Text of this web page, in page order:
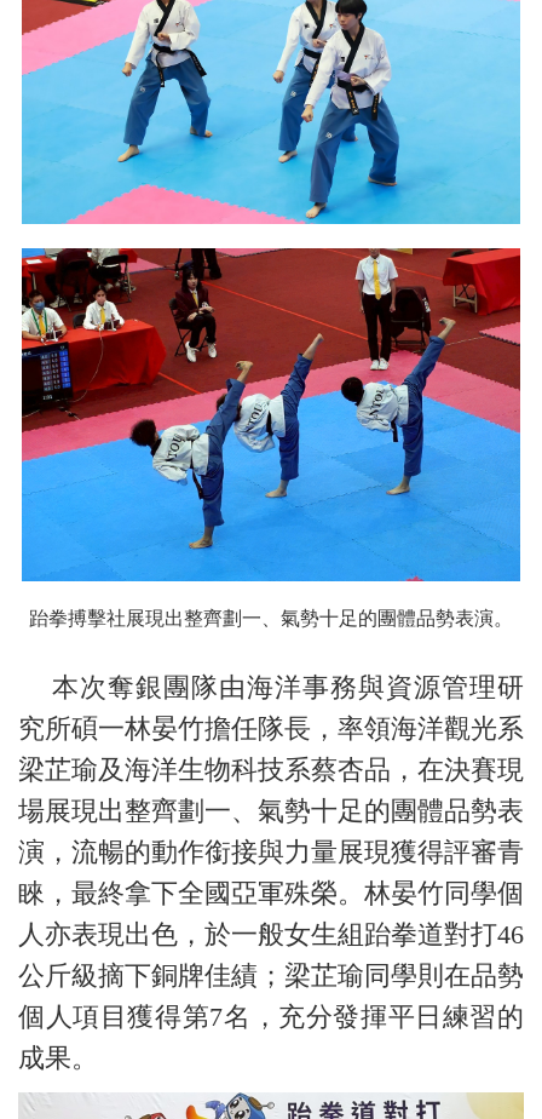
跆拳搏擊社展現出整齊劃一、氣勢十足的團體品勢表演。
本次奪銀團隊由海洋事務與資源管理研
究所碩一林晏竹擔任隊長，率領海洋觀光系
梁芷瑜及海洋生物科技系蔡杏品，在決賽現
場展現出整齊劃一、氣勢十足的團體品勢表
演，流暢的動作銜接與力量展現獲得評審青
睞，最終拿下全國亞軍殊榮。林晏竹同學個
人亦表現出色，於一般女生組跆拳道對打46
公斤級摘下銅牌佳績；梁芷瑜同學則在品勢
個人項目獲得第7名，充分發揮平日練習的
成果。